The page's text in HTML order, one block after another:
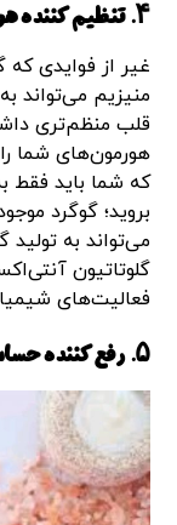
۴. تنظیم کننده هورمون‌ها
غیر از فوایدی
منیزیم می‌تواند
قلب منظم‌تری
هورمون‌های شما
که شما باید فقط
بروید؛ گوگرد
گلوتاتیون
فعالیت‌های
۵. رفع کننده حساسیت و التهاب پوست